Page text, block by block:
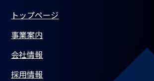
トップページ
事業案内
会社情報
採用情報